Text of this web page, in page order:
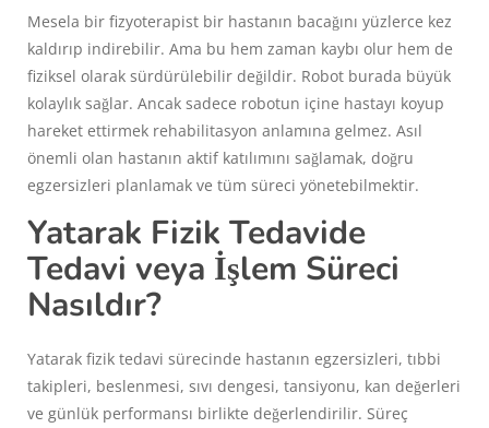
Mesela bir fizyoterapist bir hastanın bacağını yüzlerce kez
kaldırıp indirebilir. Ama bu hem zaman kaybı olur hem de
fiziksel olarak sürdürülebilir değildir. Robot burada büyük
kolaylık sağlar. Ancak sadece robotun içine hastayı koyup
hareket ettirmek rehabilitasyon anlamına gelmez. Asıl
önemli olan hastanın aktif katılımını sağlamak, doğru
egzersizleri planlamak ve tüm süreci yönetebilmektir.
Yatarak Fizik Tedavide
Tedavi veya İşlem Süreci
Nasıldır?
Yatarak fizik tedavi sürecinde hastanın egzersizleri, tıbbi
takipleri, beslenmesi, sıvı dengesi, tansiyonu, kan değerleri
ve günlük performansı birlikte değerlendirilir. Süreç